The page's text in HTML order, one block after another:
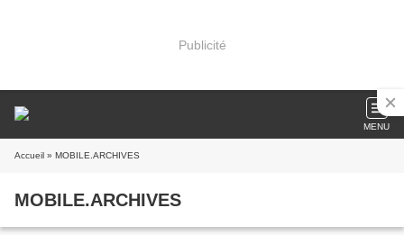
Publicité
MENU
Accueil » MOBILE.ARCHIVES
MOBILE.ARCHIVES